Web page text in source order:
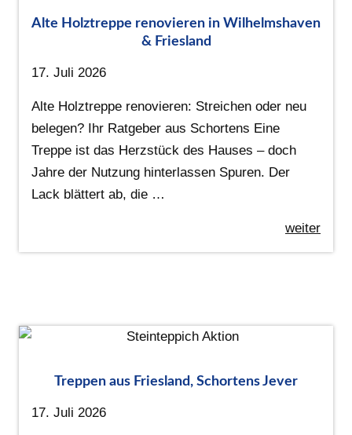
Alte Holztreppe renovieren in Wilhelmshaven
& Friesland
17. Juli 2026
Alte Holztreppe renovieren: Streichen oder neu
belegen? Ihr Ratgeber aus Schortens Eine
Treppe ist das Herzstück des Hauses – doch
Jahre der Nutzung hinterlassen Spuren. Der
Lack blättert ab, die …
weiter
Treppen aus Friesland, Schortens Jever
17. Juli 2026